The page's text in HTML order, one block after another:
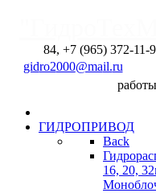
84, +7 (965) 372-
ГИДРОПРИВОД
Back
16, 20,